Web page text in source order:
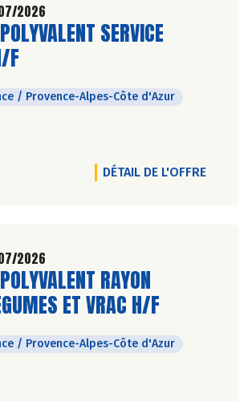
2026
l'offre d'emploi
SERVICE
F
/ Provence-Alpes-Côte d'Azur
DÉTAIL DE L'OFFRE
2026
l'offre d'emploi
RAYON
ET VRAC H/F
/ Provence-Alpes-Côte d'Azur